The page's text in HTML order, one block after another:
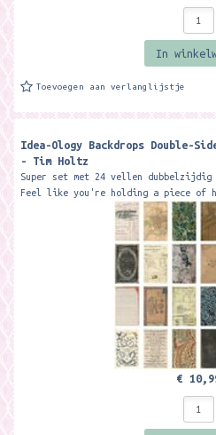
In
Toevoegen aan verlanglijstje
Idea-Ology Backdrops Double-
- Tim Holtz
Super set met 24 vellen dubbelzijdig
Feel like you're holding a piece of
€